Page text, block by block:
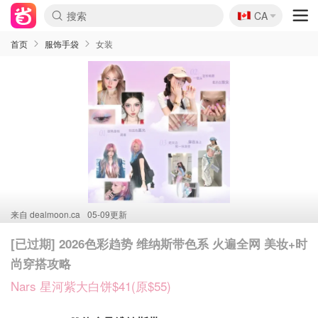
🇨🇦
CA
首页 服饰手袋 女装
来自 dealmoon.ca 05-09更新
[已过期] 2026色彩趋势 维纳斯带色系 火遍全网 美妆+时
尚穿搭攻略
Nars 星河紫大白饼$41(原$55)